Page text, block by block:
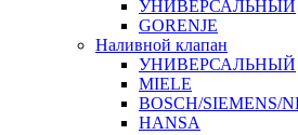
УНИВЕРСАЛЬНЫЙ
GORENJE
Наливной клапан
УНИВЕРСАЛЬНЫЙ
MIELE
BOSCH/SIEMENS/
HANSA